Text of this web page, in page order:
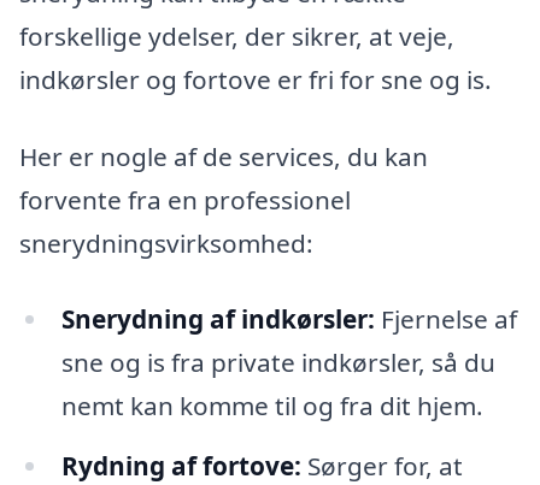
forskellige ydelser, der sikrer, at veje,
indkørsler og fortove er fri for sne og is.
Her er nogle af de services, du kan
forvente fra en professionel
snerydningsvirksomhed:
Snerydning af indkørsler: Fjernelse af
sne og is fra private indkørsler, så du
nemt kan komme til og fra dit hjem.
Rydning af fortove: Sørger for, at